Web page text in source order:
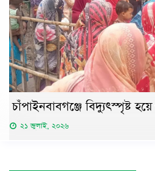
চাঁপাইনবাবগঞ্জে বিদ্যুৎস্পৃষ্ট
২১ জুলাই, ২০২৬